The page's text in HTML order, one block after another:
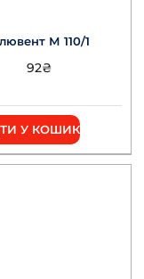
М 110/1
92₴
У КОШИК